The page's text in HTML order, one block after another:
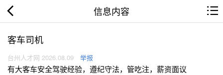
信息内容
客车司机
台州人才网 2026.08.09 举报
有大客车安全驾驶经验，遵纪守法，管吃注，薪资面议